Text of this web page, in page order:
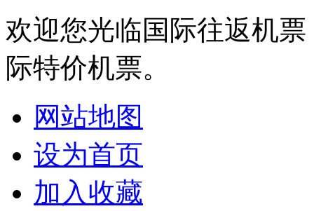
欢迎您光临国际往返机
际特价机票。
网站地图
设为首页
加入收藏